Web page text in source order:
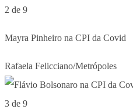
2 de 9
Mayra Pinheiro na CPI da Covid
Rafaela Felicciano/Metrópoles
3 de 9